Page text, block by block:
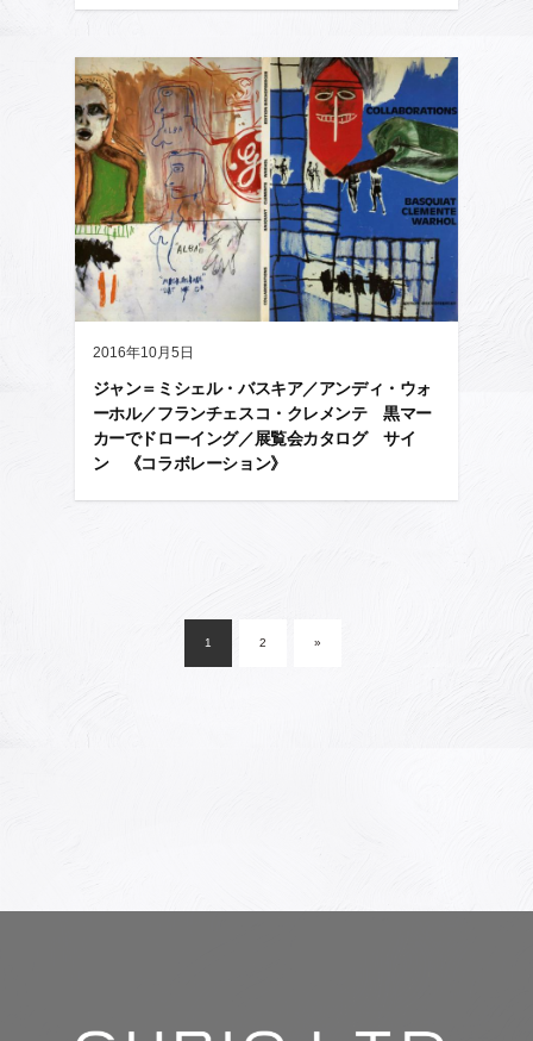
2016年10月5日
ジャン＝ミシェル・バスキア／アンディ・ウォ
ーホル／フランチェスコ・クレメンテ 黒マー
カーでドローイング／展覧会カタログ サイ
ン 《コラボレーション》
1 2 »